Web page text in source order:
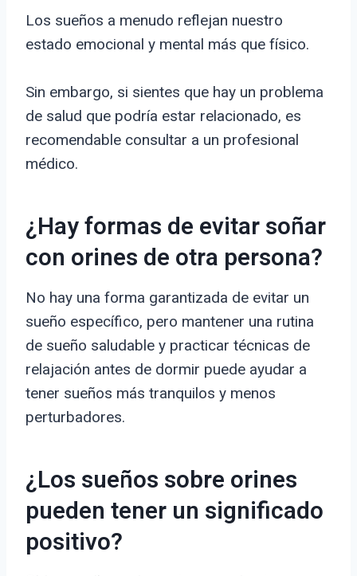
Los sueños a menudo reflejan nuestro
estado emocional y mental más que físico.
Sin embargo, si sientes que hay un problema
de salud que podría estar relacionado, es
recomendable consultar a un profesional
médico.
¿Hay formas de evitar soñar
con orines de otra persona?
No hay una forma garantizada de evitar un
sueño específico, pero mantener una rutina
de sueño saludable y practicar técnicas de
relajación antes de dormir puede ayudar a
tener sueños más tranquilos y menos
perturbadores.
¿Los sueños sobre orines
pueden tener un significado
positivo?